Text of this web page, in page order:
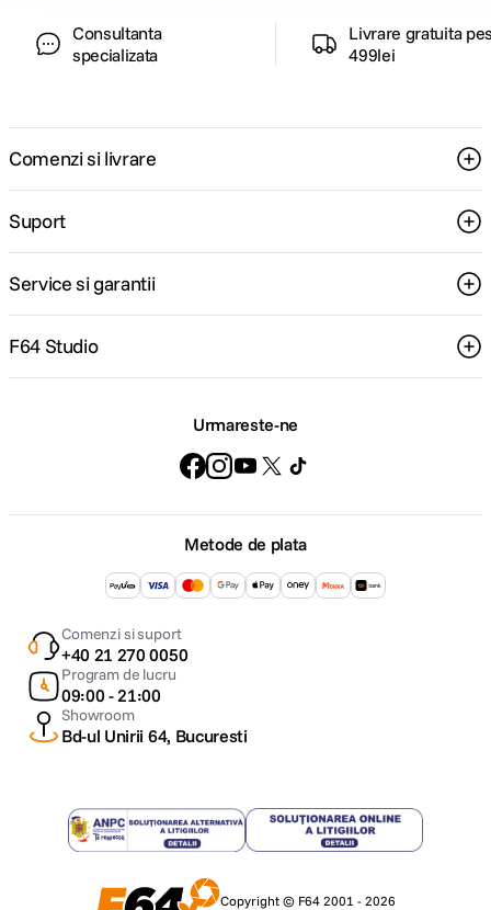
Consultanta
specializata
Livrare gratuita
499lei
Comenzi si livrare
Suport
Service si garantii
F64 Studio
Urmareste-ne
Metode de plata
Comenzi si suport
+40 21 270 0050
Program de lucru
09:00 - 21:00
Showroom
Bd-ul Unirii 64, Bucuresti
Copyright © F64 2001 - 2026